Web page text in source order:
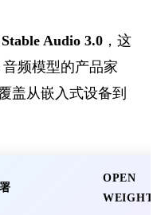
Stable Audio 3.0 ，这
音频模型的产品家
盖从嵌入式设备到
OPEN